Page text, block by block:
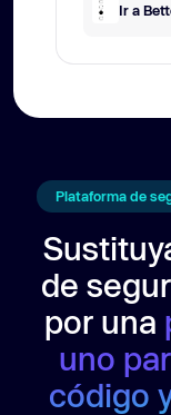
Ir a
Plataforma de
de
por una
uno
código